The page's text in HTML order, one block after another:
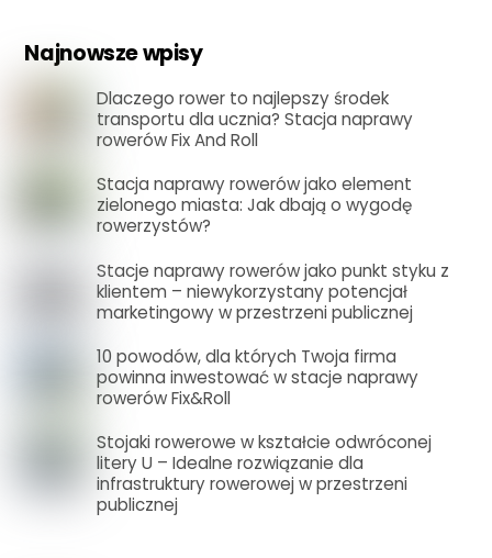
Najnowsze wpisy
Dlaczego rower to najlepszy środek
transportu dla ucznia? Stacja naprawy
rowerów Fix And Roll
Stacja naprawy rowerów jako element
zielonego miasta: Jak dbają o wygodę
rowerzystów?
Stacje naprawy rowerów jako punkt styku z
klientem – niewykorzystany potencjał
marketingowy w przestrzeni publicznej
10 powodów, dla których Twoja firma
powinna inwestować w stacje naprawy
rowerów Fix&Roll
Stojaki rowerowe w kształcie odwróconej
litery U – Idealne rozwiązanie dla
infrastruktury rowerowej w przestrzeni
publicznej